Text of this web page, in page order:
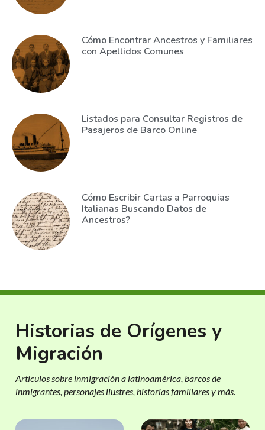
Cómo Encontrar Ancestros y Familiares
con Apellidos Comunes
Listados para Consultar Registros de
Pasajeros de Barco Online
Cómo Escribir Cartas a Parroquias
Italianas Buscando Datos de
Ancestros?
Historias de Orígenes y
Migración
Artículos sobre inmigración a latinoamérica, barcos de
inmigrantes, personajes ilustres, historias familiares y más.